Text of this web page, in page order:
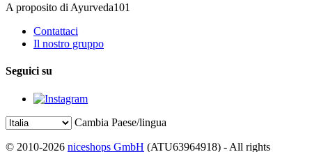
A proposito di Ayurveda101
Contattaci
Il nostro gruppo
Seguici su
Cambia Paese/lingua
© 2010-2026 niceshops GmbH (ATU63964918) - All rights